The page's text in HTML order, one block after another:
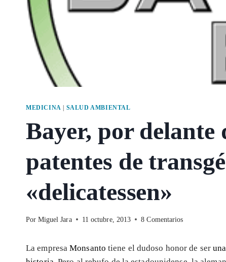
MEDICINA SALUD AMBIENTAL
Bayer, por delante
patentes de
«delicatessen»
Por Miguel Jara 11 octubre, 2013 8 Comentarios
La empresa Monsanto tiene el dudoso honor de ser